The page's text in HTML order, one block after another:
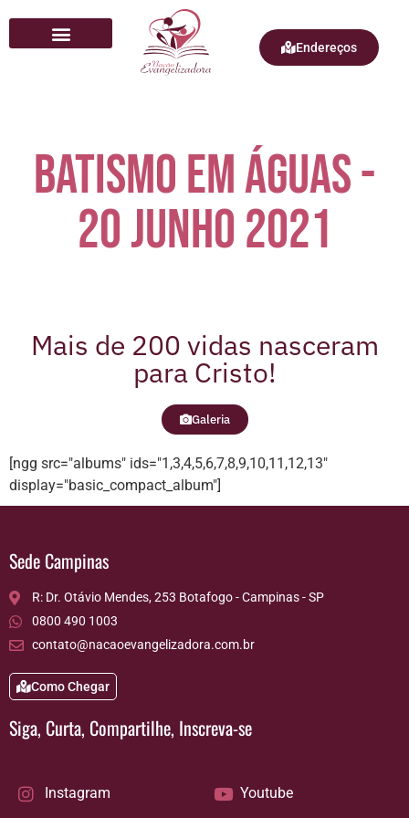
Endereços
Batismo em Águas -
20 Junho 2021
Mais de 200 vidas nasceram
para Cristo!
Galeria
[ngg src="albums" ids="1,3,4,5,6,7,8,9,10,11,12,13"
display="basic_compact_album"]
Sede Campinas
R: Dr. Otávio Mendes, 253 Botafogo - Campinas - SP
0800 490 1003
contato@nacaoevangelizadora.com.br
Como Chegar
Siga, Curta, Compartilhe, Inscreva-se
Instagram Youtube